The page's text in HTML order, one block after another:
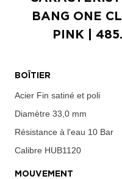
BANG ONE
PINK |
BOÎTIER
Acier Fin satiné et poli
Diamètre 33,0 mm
Résistance à l'eau 10 Bar
Calibre HUB1120
MOUVEMENT